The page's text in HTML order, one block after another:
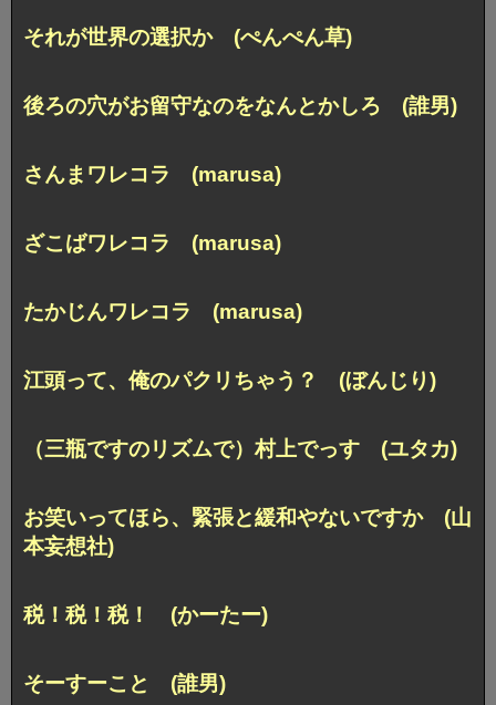
それが世界の選択か (ぺんぺん草)
後ろの穴がお留守なのをなんとかしろ (誰男)
さんまワレコラ (marusa)
ざこばワレコラ (marusa)
たかじんワレコラ (marusa)
江頭って、俺のパクリちゃう？ (ぼんじり)
（三瓶ですのリズムで）村上でっす (ユタカ)
お笑いってほら、緊張と緩和やないですか (山
本妄想社)
税！税！税！ (かーたー)
そーすーこと (誰男)